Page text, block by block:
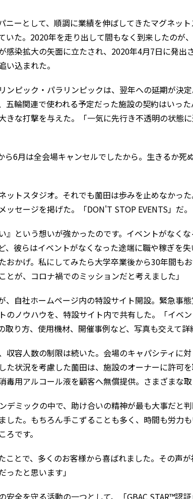
ニーとして、順調に業績を伸ばしてきたマグネッ
いた。2020年を走り出して間もなく到来したのが
感染拡大の矢面に立たされ、2020年4月7日に発出
込まれた。
ンピック・パラリンピックは、翌年への延期が決
五輪関連で使われる予定だった施設の契約はいっ
きな打撃を与えた。「一気に先行き不透明の状態
ら6月は全会場キャンセルでしたから。生きるか死
ットスタジオ。それでも薗田は歩みを止めなかっ
セージを掲げた。「DON'T STOP EVENTS」だ。
』という想いが強かったのです。イベントがなく
、彼らはイベントがなくなった途端に職や稼ぎを
おかげ。私にしてみたら大学卒業後から30年間も
が、コロナ禍でのミッションだと考えました」
、自社ホームページ内の特設サイト開設。緊急事
ノウハウを、特設サイト内で共有した。「イベ
り方、使用機材、開催事例など、写真も交えて詳
容人数の制限は続いた。会場のキャパシティに
た状況を考慮した薗田は、施設のオーナーに許可
用アルコール液を顧客へ無償提供。さまざまな
デミックの中で、助け合いの精神が最も大事だと
した。もちろん手こずることも多く、時間も労力
です。
ことで、多くのお客様から喜ばれました。その声
たと思います」
安全を守る活動の一つとして、「GBAC STAR™認